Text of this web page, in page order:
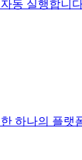
동 실행합니
하나의 플랫